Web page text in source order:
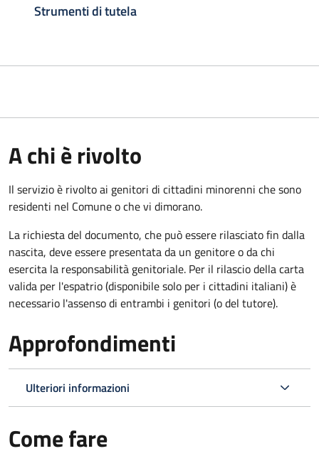
Strumenti di tutela
A chi è rivolto
Il servizio è rivolto ai genitori di cittadini minorenni che sono
residenti nel Comune o che vi dimorano.
La richiesta del documento, che può essere rilasciato fin dalla
nascita, deve essere presentata da un genitore o da chi
esercita la responsabilità genitoriale. Per il rilascio della carta
valida per l'espatrio (disponibile solo per i cittadini italiani) è
necessario l'assenso di entrambi i genitori (o del tutore).
Approfondimenti
Ulteriori informazioni
Come fare